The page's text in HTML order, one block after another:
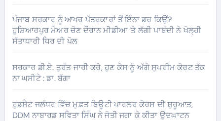
ਪੰਜਾਬ ਸਰਕਾਰ ਨੂੰ ਆਖਰ ਪੱਤਰਕਾਰਾਂ ਤੋਂ ਇੰਨਾ ਡਰ ਕਿਉਂ?
ਹੁਸ਼ਿਆਰਪੁਰ ਮੇਅਰ ਚੋਣ ਦੌਰਾਨ ਮੀਡੀਆ ‘ਤੇ ਲੱਗੀ ਪਾਬੰਦੀ ਨੇ ਖੋਲ੍ਹੀ
ਸੱਤਾਧਾਰੀ ਧਿਰ ਦੀ ਪੋਲ
ਸਰਕਾਰ ਡੀ.ਏ. ਤੁਰੰਤ ਜਾਰੀ ਕਰੇ, ਹੁਣ ਕੇਸ ਨੂੰ ਅੱਗੇ ਸੁਪਰੀਮ ਕੋਰਟ ਤੱਕ
ਨਾ ਘਸੀਟੇ : ਡਾ. ਬੱਗਾ
ਰੁਡਸੈਟ ਜਲੰਧਰ ਵਿੱਚ ਮੁਫ਼ਤ ਬਿਊਟੀ ਪਾਰਲਰ ਕੋਰਸ ਦੀ ਸ਼ੁਰੂਆਤ,
DDM ਨਾਬਾਰਡ ਸਵਿਤਾ ਸਿੰਘ ਨੇ ਜੋਤੀ ਜਗਾ ਕੇ ਕੀਤਾ ਉਦਘਾਟਨ